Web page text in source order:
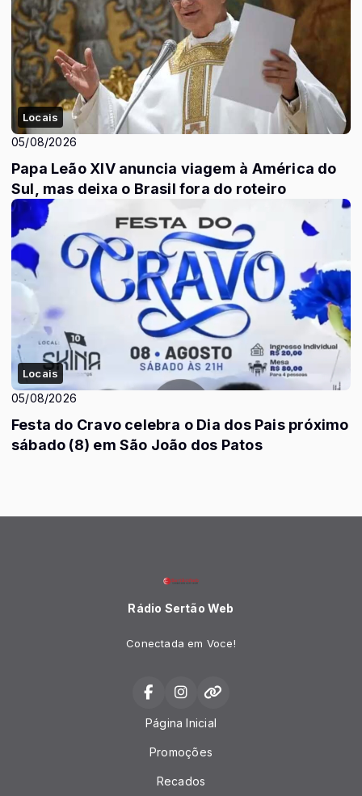
Locais
05/08/2026
Papa Leão XIV anuncia viagem à América do
Sul, mas deixa o Brasil fora do roteiro
Locais
05/08/2026
Festa do Cravo celebra o Dia dos Pais próximo
sábado (8) em São João dos Patos
Rádio Sertão Web
Conectada em Voce!
Página Inicial
Promoções
Recados